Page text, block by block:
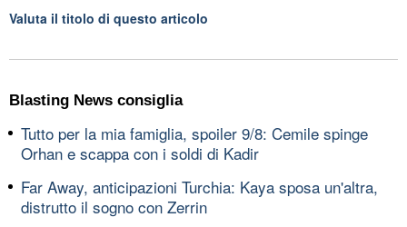
Valuta il titolo di questo articolo
Blasting News consiglia
Tutto per la mia famiglia, spoiler 9/8: Cemile spinge
Orhan e scappa con i soldi di Kadir
Far Away, anticipazioni Turchia: Kaya sposa un'altra,
distrutto il sogno con Zerrin